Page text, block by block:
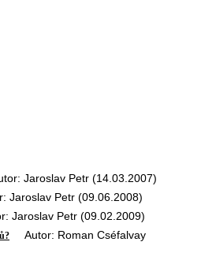
Jaroslav Petr (14.03.2007)
Petr (09.06.2008)
Jaroslav Petr (09.02.2009)
Autor: Roman Cséfalvay